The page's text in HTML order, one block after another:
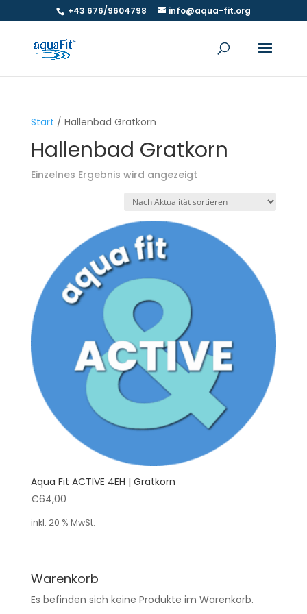
+43 676/9604798 info@aqua-fit.org
Start / Hallenbad Gratkorn
Hallenbad Gratkorn
Einzelnes Ergebnis wird angezeigt
Aqua Fit ACTIVE 4EH | Gratkorn
€64,00
inkl. 20 % MwSt.
Warenkorb
Es befinden sich keine Produkte im Warenkorb.